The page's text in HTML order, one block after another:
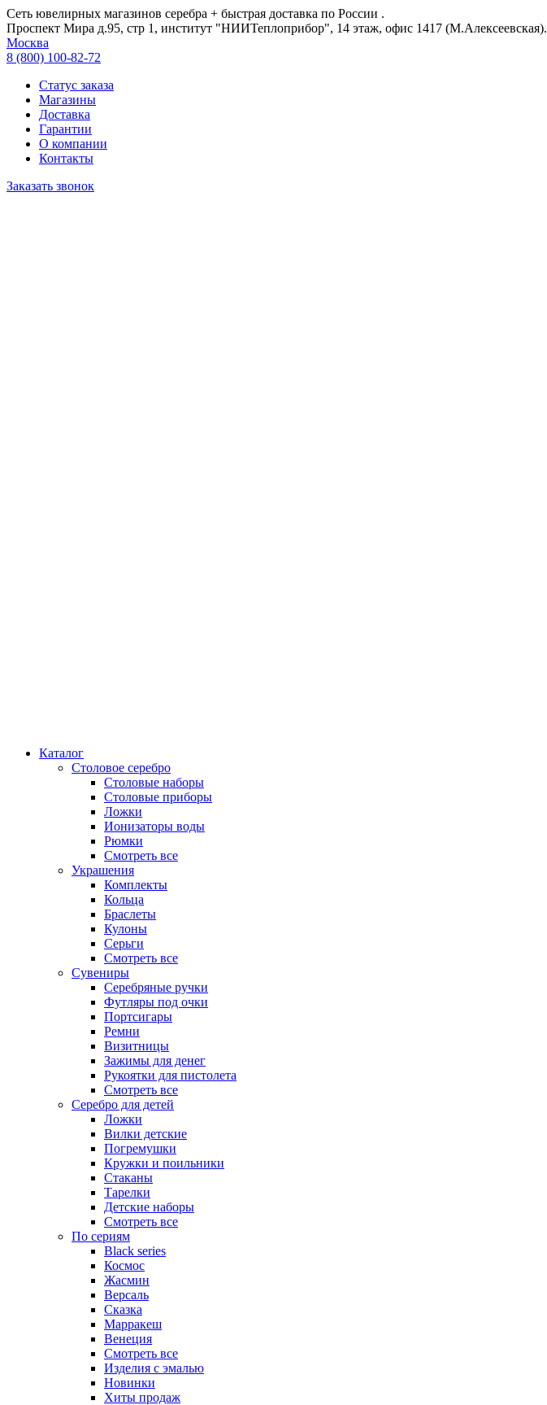
Сеть ювелирных магазинов серебра + быстрая доставка по России .
Проспект Мира д.95, стр 1, институт "НИИТеплоприбор", 14 этаж, офис 1417 (М.Алексеевская).
Москва
8 (800) 100-82-72
Статус заказа
Магазины
Доставка
Гарантии
О компании
Контакты
Заказать звонок
Каталог
Столовое серебро
Столовые наборы
Столовые приборы
Ложки
Ионизаторы воды
Рюмки
Смотреть все
Украшения
Комплекты
Кольца
Браслеты
Кулоны
Серьги
Смотреть все
Сувениры
Серебряные ручки
Футляры под очки
Портсигары
Ремни
Визитницы
Зажимы для денег
Рукоятки для пистолета
Смотреть все
Серебро для детей
Ложки
Вилки детские
Погремушки
Кружки и поильники
Стаканы
Тарелки
Детские наборы
Смотреть все
По сериям
Black series
Космос
Жасмин
Версаль
Сказка
Марракеш
Венеция
Смотреть все
Изделия с эмалью
Новинки
Хиты продаж